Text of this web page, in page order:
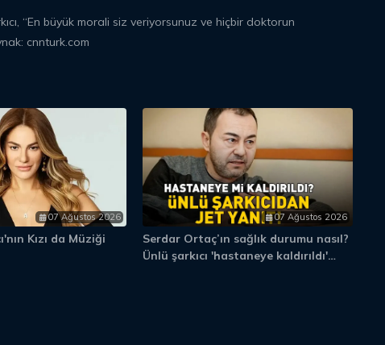
“En büyük morali siz veriyorsunuz ve hiçbir doktorun
cnnturk.com
07 Ağustos 2026
Kızı da Müziği
07 Ağustos 2026
Serdar Ortaç’ın sağlık durumu nasıl?
Ünlü şarkıcı 'hastaneye kaldırıldı'